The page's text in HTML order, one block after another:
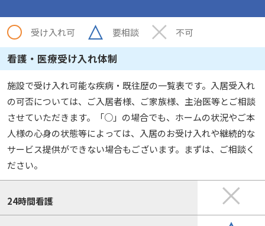
受け入れ可 要相談 不可
看護・医療受け入れ体制
施設で受け入れ可能な疾病・既往歴の一覧表です。入居受入れ
の可否については、ご入居者様、ご家族様、主治医等とご相談
させていただきます。「○」の場合でも、ホームの状況やご本
人様の心身の状態等によっては、入居のお受け入れや継続的な
サービス提供ができない場合もございます。まずは、ご相談く
ださい。
24時間看護